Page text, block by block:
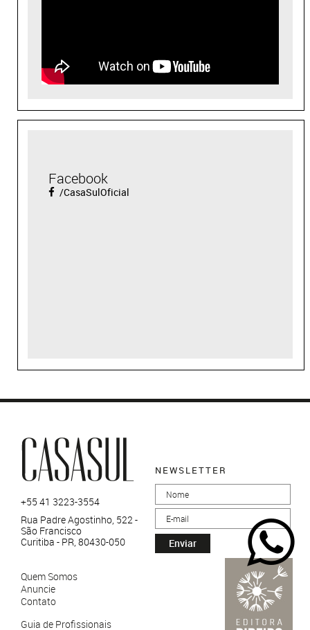
Facebook
/CasaSulOficial
+55 41 3223-3554
Rua Padre Agostinho, 522 -
São Francisco
Curitiba - PR, 80430-050
Quem Somos
Anuncie
Contato
Guia de Profissionais
NEWSLETTER
Enviar